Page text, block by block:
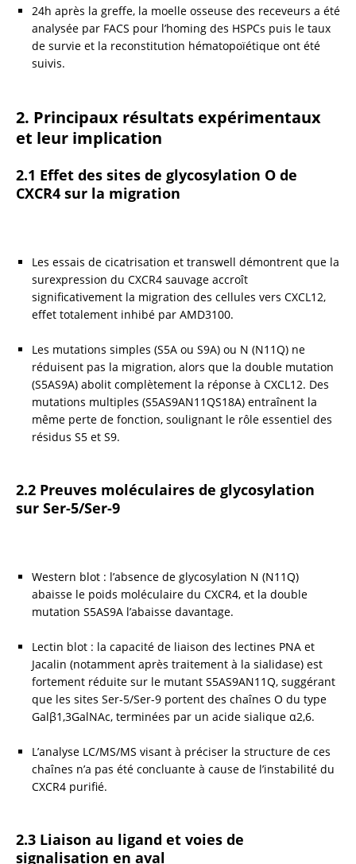
24h après la greffe, la moelle osseuse des receveurs a été
analysée par FACS pour l’homing des HSPCs puis le taux
de survie et la reconstitution hématopoïétique ont été
suivis.
2. Principaux résultats expérimentaux
et leur implication
2.1 Effet des sites de glycosylation O de
CXCR4 sur la migration
Les essais de cicatrisation et transwell démontrent que la
surexpression du CXCR4 sauvage accroît
significativement la migration des cellules vers CXCL12,
effet totalement inhibé par AMD3100.
Les mutations simples (S5A ou S9A) ou N (N11Q) ne
réduisent pas la migration, alors que la double mutation
(S5AS9A) abolit complètement la réponse à CXCL12. Des
mutations multiples (S5AS9AN11QS18A) entraînent la
même perte de fonction, soulignant le rôle essentiel des
résidus S5 et S9.
2.2 Preuves moléculaires de glycosylation
sur Ser-5/Ser-9
Western blot : l’absence de glycosylation N (N11Q)
abaisse le poids moléculaire du CXCR4, et la double
mutation S5AS9A l’abaisse davantage.
Lectin blot : la capacité de liaison des lectines PNA et
Jacalin (notamment après traitement à la sialidase) est
fortement réduite sur le mutant S5AS9AN11Q, suggérant
que les sites Ser-5/Ser-9 portent des chaînes O du type
Galβ1,3GalNAc, terminées par un acide sialique α2,6.
L’analyse LC/MS/MS visant à préciser la structure de ces
chaînes n’a pas été concluante à cause de l’instabilité du
CXCR4 purifié.
2.3 Liaison au ligand et voies de
signalisation en aval